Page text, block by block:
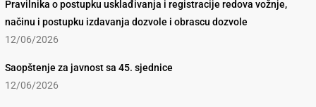
Pravilnika o postupku usklađivanja i registracije redova vožnje,
načinu i postupku izdavanja dozvole i obrascu dozvole
12/06/2026
Saopštenje za javnost sa 45. sjednice
12/06/2026